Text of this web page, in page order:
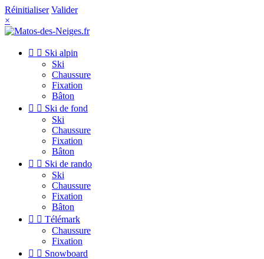
Réinitialiser Valider
×
  Ski alpin
Ski
Chaussure
Fixation
Bâton
  Ski de fond
Ski
Chaussure
Fixation
Bâton
  Ski de rando
Ski
Chaussure
Fixation
Bâton
  Télémark
Chaussure
Fixation
  Snowboard